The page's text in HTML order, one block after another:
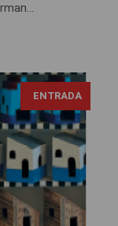
ENTRADA